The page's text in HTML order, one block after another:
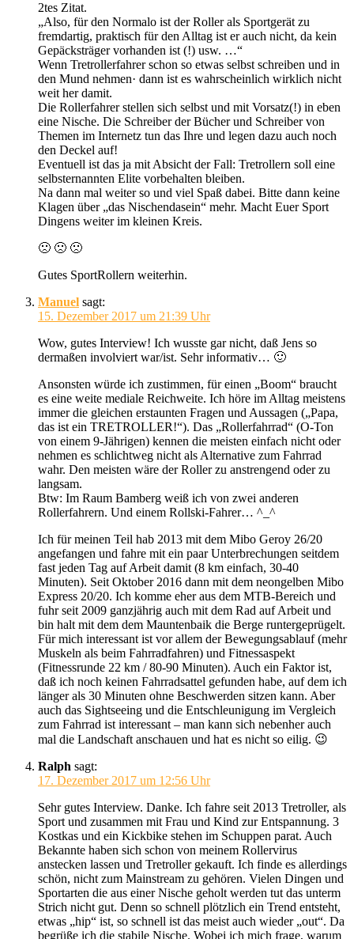
2tes Zitat.
„Also, für den Normalo ist der Roller als Sportgerät zu
fremdartig, praktisch für den Alltag ist er auch nicht, da kein
Gepäcksträger vorhanden ist (!) usw. …“
Wenn Tretrollerfahrer schon so etwas selbst schreiben und in
den Mund nehmen· dann ist es wahrscheinlich wirklich nicht
weit her damit.
Die Rollerfahrer stellen sich selbst und mit Vorsatz(!) in eben
eine Nische. Die Schreiber der Bücher und Schreiber von
Themen im Internetz tun das Ihre und legen dazu auch noch
den Deckel auf!
Eventuell ist das ja mit Absicht der Fall: Tretrollern soll eine
selbsternannten Elite vorbehalten bleiben.
Na dann mal weiter so und viel Spaß dabei. Bitte dann keine
Klagen über „das Nischendasein“ mehr. Macht Euer Sport
Dingens weiter im kleinen Kreis.
🙁 🙁 🙁
Gutes SportRollern weiterhin.
Manuel sagt:
15. Dezember 2017 um 21:39 Uhr
Wow, gutes Interview! Ich wusste gar nicht, daß Jens so
dermaßen involviert war/ist. Sehr informativ… 🙂
Ansonsten würde ich zustimmen, für einen „Boom“ braucht
es eine weite mediale Reichweite. Ich höre im Alltag meistens
immer die gleichen erstaunten Fragen und Aussagen („Papa,
das ist ein TRETROLLER!“). Das „Rollerfahrrad“ (O-Ton
von einem 9-Jährigen) kennen die meisten einfach nicht oder
nehmen es schlichtweg nicht als Alternative zum Fahrrad
wahr. Den meisten wäre der Roller zu anstrengend oder zu
langsam.
Btw: Im Raum Bamberg weiß ich von zwei anderen
Rollerfahrern. Und einem Rollski-Fahrer… ^_^
Ich für meinen Teil hab 2013 mit dem Mibo Geroy 26/20
angefangen und fahre mit ein paar Unterbrechungen seitdem
fast jeden Tag auf Arbeit damit (8 km einfach, 30-40
Minuten). Seit Oktober 2016 dann mit dem neongelben Mibo
Express 20/20. Ich komme eher aus dem MTB-Bereich und
fuhr seit 2009 ganzjährig auch mit dem Rad auf Arbeit und
bin halt mit dem dem Mauntenbaik die Berge runtergeprügelt.
Für mich interessant ist vor allem der Bewegungsablauf (mehr
Muskeln als beim Fahrradfahren) und Fitnessaspekt
(Fitnessrunde 22 km / 80-90 Minuten). Auch ein Faktor ist,
daß ich noch keinen Fahrradsattel gefunden habe, auf dem ich
länger als 30 Minuten ohne Beschwerden sitzen kann. Aber
auch das Sightseeing und die Entschleunigung im Vergleich
zum Fahrrad ist interessant – man kann sich nebenher auch
mal die Landschaft anschauen und hat es nicht so eilig. 😉
Ralph sagt:
17. Dezember 2017 um 12:56 Uhr
Sehr gutes Interview. Danke. Ich fahre seit 2013 Tretroller, als
Sport und zusammen mit Frau und Kind zur Entspannung. 3
Kostkas und ein Kickbike stehen im Schuppen parat. Auch
Bekannte haben sich schon von meinem Rollervirus
anstecken lassen und Tretroller gekauft. Ich finde es allerdings
schön, nicht zum Mainstream zu gehören. Vielen Dingen und
Sportarten die aus einer Nische geholt werden tut das unterm
Strich nicht gut. Denn so schnell plötzlich ein Trend entsteht,
etwas „hip“ ist, so schnell ist das meist auch wieder „out“. Da
begrüße ich die stabile Nische. Wobei ich mich frage, warum